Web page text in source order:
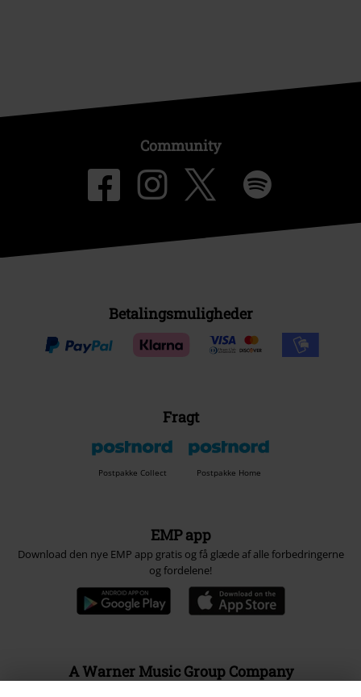
Community
Betalingsmuligheder
Fragt
Postpakke Collect Postpakke Home
EMP app
Download den nye EMP app gratis og få glæde af alle forbedringerne
og fordelene!
A Warner Music Group Company